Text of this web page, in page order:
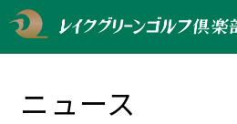
ニュース